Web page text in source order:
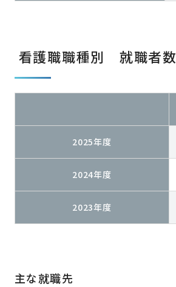
看護職職種別 就職者数
2025年度
2024年度
2023年度
主な就職先